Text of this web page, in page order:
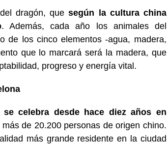
dragón, quesegún la cultura china
. Además, cada año los animales del
de los cinco elementos -agua, madera,
que lo marcará será la madera, que
progreso y energía vital.
celebra desde hace diez años en
de 20.200 personas de origen chino.
más grande residente en la ciudad